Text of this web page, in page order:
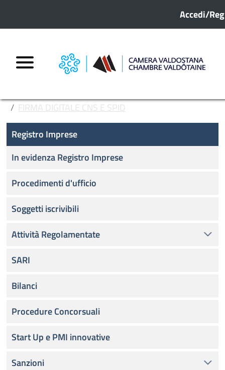
Menu
Accedi/
FIRMA DIGITALE CNS E SPID
FIRMA DIGITALE - CNS (CARTA NAZIONALE DEI
SERVIZI)
Registro Imprese
Registro Imprese
In evidenza Registro Imprese
Procedimenti d'ufficio
Soggetti iscrivibili
Attività Regolamentate
SARI
Bilanci
Procedure Concorsuali
Start Up e PMI innovative
Sanzioni